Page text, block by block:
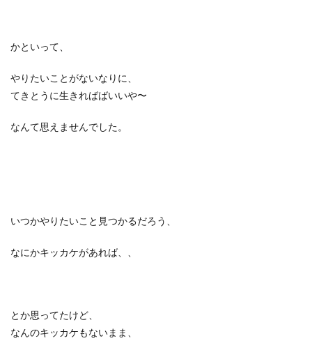
かといって、
やりたいことがないなりに、
てきとうに生きればばいいや〜
なんて思えませんでした。
いつかやりたいこと見つかるだろう、
なにかキッカケがあれば、、
とか思ってたけど、
なんのキッカケもないまま、